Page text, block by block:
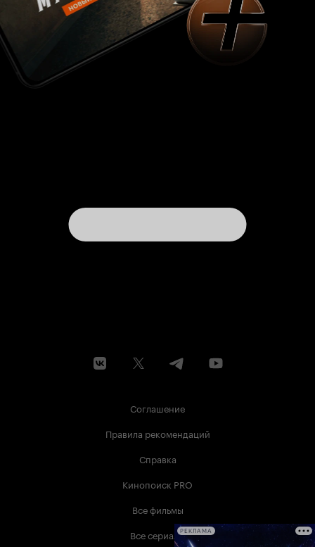
Соглашение
Правила рекомендаций
Справка
Кинопоиск PRO
Все фильмы
Все сериалыРЕКЛАМА